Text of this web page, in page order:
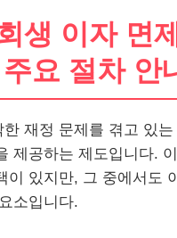
생 이자 면
요 절차 안
한 재정 문제를 겪고 있는
제공하는 제도입니다.
이 있지만, 그 중에서도
소입니다.